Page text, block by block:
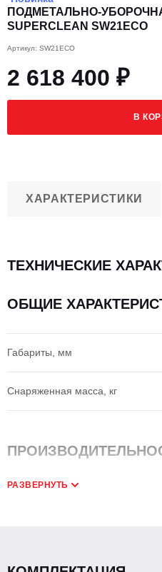
ПОДМЕТАЛЬНО-
SUPERCLEAN SW21ECO
Артикул: SW21ECO
2 618 400 ₽
В
ХАРАКТЕРИСТИКИ
ТЕХНИЧЕСКИЕ
ОБЩИЕ
Габариты, мм
Снаряженная масса, кг
РАЗВЕРНУТЬ